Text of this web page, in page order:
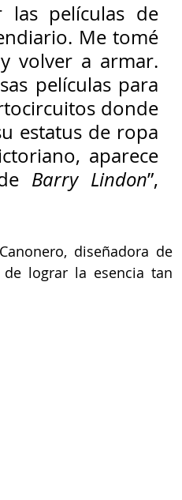
las películas de
Me tomé
volver a armar.
películas para
donde
estatus de ropa
aparece
Barry Lindon”,
diseñadora de
lograr la esencia tan